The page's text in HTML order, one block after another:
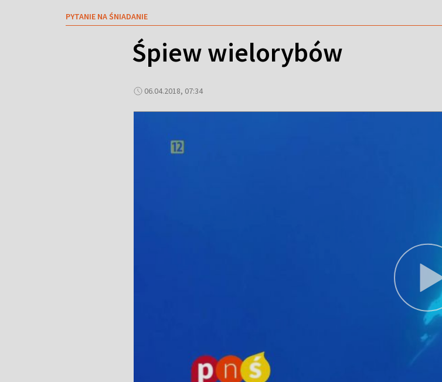
PYTANIE NA ŚNIADANIE
Śpiew wielorybów
06.04.2018, 07:34